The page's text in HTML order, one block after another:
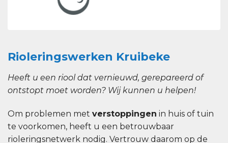
Rioleringswerken Kruibeke
Heeft u een riool dat vernieuwd, gerepareerd of
ontstopt moet worden? Wij kunnen u helpen!
Om problemen met verstoppingen in huis of tuin
te voorkomen, heeft u een betrouwbaar
rioleringsnetwerk nodig. Vertrouw daarom op de